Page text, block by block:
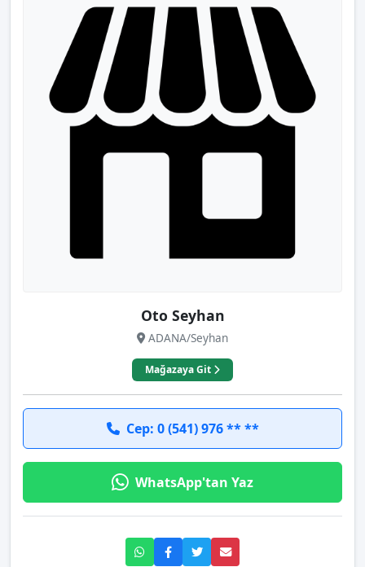
Oto Seyhan
ADANA/Seyhan
Mağazaya Git
Cep: 0 (541) 976 ** **
WhatsApp'tan Yaz